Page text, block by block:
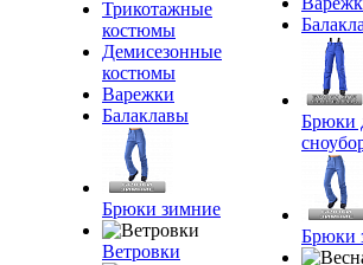
Трикотажные
костюмы
Демисезонные
костюмы
Варежки
Балаклавы
Брюки зимние
Ветровки
Брюки
Брюки